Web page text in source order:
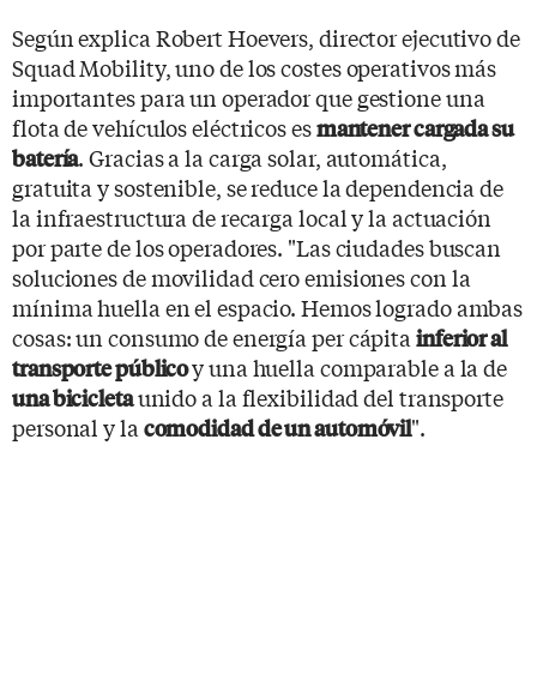
Según explica Robert Hoevers, director ejecutivo de
Squad Mobility, uno de los costes operativos más
importantes para un operador que gestione una
flota de vehículos eléctricos esmantener cargada su
batería. Gracias a la carga solar, automática,
gratuita y sostenible, se reduce la dependencia de
la infraestructura de recarga local y la actuación
por parte de los operadores. "Las ciudades buscan
soluciones de movilidad cero emisiones con la
mínima huella en el espacio. Hemos logrado ambas
cosas: un consumo de energía per cápita inferior al
transporte públicoy una huella comparable a la de
una bicicletaunido a la flexibilidad del transporte
personal y la comodidad de un automóvil".